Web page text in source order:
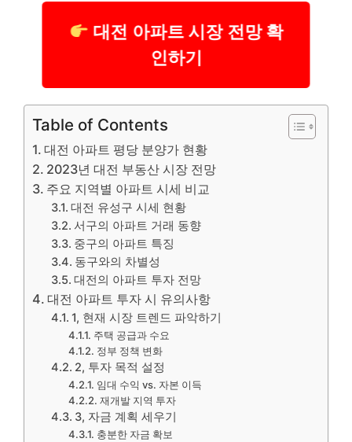
대전 아파트 시장 전망 확
인하기
Table of Contents
대전 아파트 평당 분양가 현황
2023년 대전 부동산 시장 전망
주요 지역별 아파트 시세 비교
대전 유성구 시세 현황
서구의 아파트 거래 동향
중구의 아파트 특징
동구와의 차별성
대전의 아파트 투자 전망
대전 아파트 투자 시 유의사항
1, 현재 시장 트렌드 파악하기
주택 공급과 수요
정부 정책 변화
2, 투자 목적 설정
임대 수익 vs. 자본 이득
재개발 지역 투자
3, 자금 계획 세우기
충분한 자금 확보